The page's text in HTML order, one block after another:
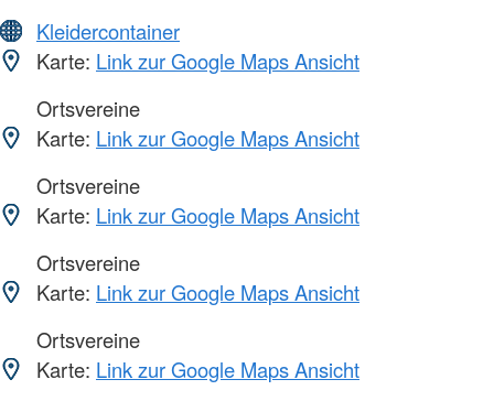
Kleidercontainer
Karte: Link zur Google Maps Ansicht
Ortsvereine
Karte: Link zur Google Maps Ansicht
Ortsvereine
Karte: Link zur Google Maps Ansicht
Ortsvereine
Karte: Link zur Google Maps Ansicht
Ortsvereine
Karte: Link zur Google Maps Ansicht